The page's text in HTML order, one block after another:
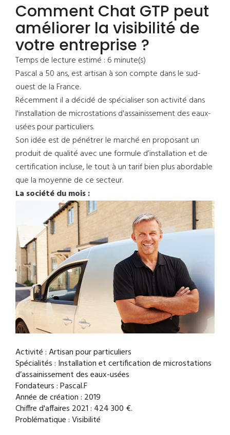
Comment Chat GTP peut
améliorer la visibilité de
votre entreprise ?
Temps de lecture estimé : 6 minute(s)
Pascal a 50 ans, est artisan à son compte dans le sud-
ouest de la France.
Récemment il a décidé de spécialiser son activité dans
l'installation de microstations d'assainissement des eaux-
usées pour particuliers.
Son idée est de pénétrer le marché en proposant un
produit de qualité avec une formule d’installation et de
certification incluse, le tout à un tarif bien plus abordable
que la moyenne de ce secteur.
La société du mois :
Activité : Artisan pour particuliers
Spécialités : Installation et certification de microstations
d’assainissement des eaux-usées
Fondateurs : Pascal.F
Année de création : 2019
Chiffre d'affaires 2021 : 424 300 €.
Problématique : Visibilité